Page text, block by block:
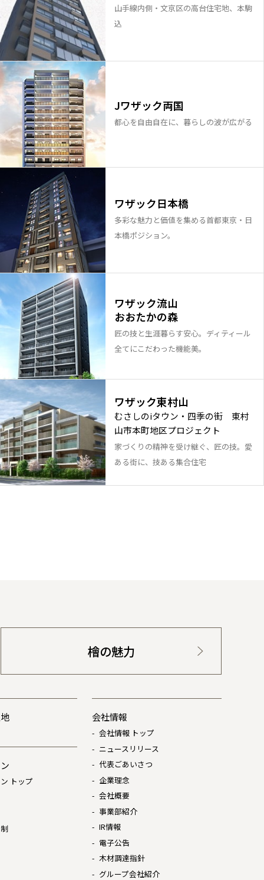
山手線内側・文京区の高台住宅地、本駒
込
Jワザック両国
都心を自由自在に、暮らしの波が広がる
ワザック日本橋
多彩な魅力と価値を集める首都東京・日
本橋ポジション。
ワザック流山
おおたかの森
匠の技と生涯暮らす安心。ディティール
全てにこだわった機能美。
ワザック東村山
むさしのiタウン・四季の街 東村
山市本町地区プロジェクト
家づくりの精神を受け継ぐ、匠の技。愛
ある街に、技ある集合住宅
檜の魅力
トップ
会社情報
会社情報 トップ
ニュースリリース
代表ごあいさつ
企業理念
会社概要
事業部紹介
IR情報
電子公告
木材調達指針
グループ会社紹介